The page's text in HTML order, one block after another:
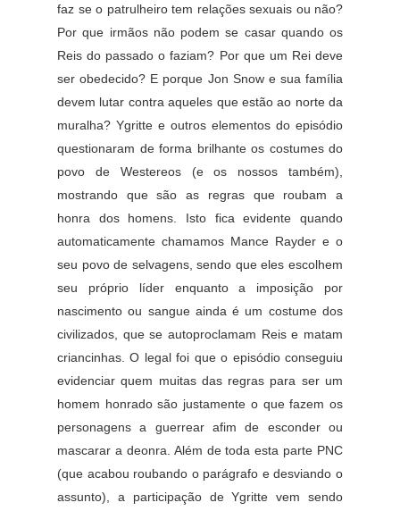
faz se o patrulheiro tem relações sexuais ou não?
Por que irmãos não podem se casar quando os
Reis do passado o faziam? Por que um Rei deve
ser obedecido? E porque Jon Snow e sua família
devem lutar contra aqueles que estão ao norte da
muralha? Ygritte e outros elementos do episódio
questionaram de forma brilhante os costumes do
povo de Westereos (e os nossos também),
mostrando que são as regras que roubam a
honra dos homens. Isto fica evidente quando
automaticamente chamamos Mance Rayder e o
seu povo de selvagens, sendo que eles escolhem
seu próprio líder enquanto a imposição por
nascimento ou sangue ainda é um costume dos
civilizados, que se autoproclamam Reis e matam
criancinhas. O legal foi que o episódio conseguiu
evidenciar quem muitas das regras para ser um
homem honrado são justamente o que fazem os
personagens a guerrear afim de esconder ou
mascarar a deonra. Além de toda esta parte PNC
(que acabou roubando o parágrafo e desviando o
assunto), a participação de Ygritte vem sendo